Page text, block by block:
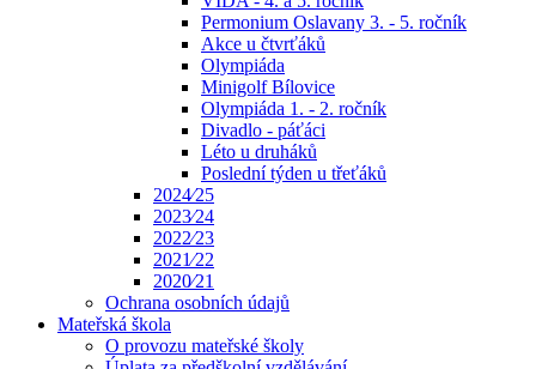
Permonium Oslavany 3. - 5. ročník
Akce u čtvrťáků
Olympiáda
Minigolf Bílovice
Olympiáda 1. - 2. ročník
Divadlo - páťáci
Léto u druháků
Poslední týden u třeťáků
2024⁄25
2023⁄24
2022⁄23
2021⁄22
2020⁄21
Ochrana osobních údajů
Mateřská škola
O provozu mateřské školy